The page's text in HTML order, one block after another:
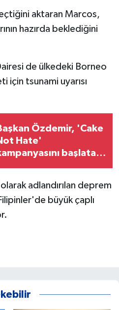
aktaran Marcos,
hazırda beklediğini
de ülkedeki Borneo
için tsunami uyarısı
Özdemir, 'Cake
Hate'
başlatan
adlandırılan deprem
büyük çaplı